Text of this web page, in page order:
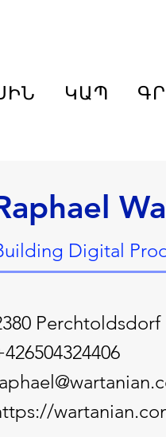
ԿԱՊ
Digital
Perchtoldsdorf